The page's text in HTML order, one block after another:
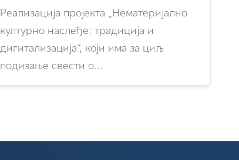
Реализација пројекта „Нематеријално
културно наслеђе: традиција и
дигитализација“, који има за циљ
подизање свести о...